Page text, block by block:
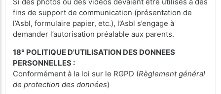
fins de support de communication (présentation de
l’Asbl, formulaire papier, etc.), l’Asbl s’engage à
demander l’autorisation préalable aux parents.
18° POLITIQUE D'UTILISATION DES DONNEES
PERSONNELLES :
Conformément à la loi sur le RGPD (Règlement général
de protection des données)